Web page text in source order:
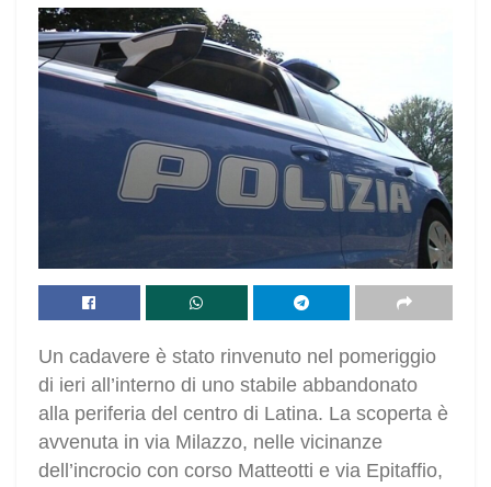
Un cadavere è stato rinvenuto nel pomeriggio
di ieri all’interno di uno stabile abbandonato
alla periferia del centro di Latina. La scoperta è
avvenuta in via Milazzo, nelle vicinanze
dell’incrocio con corso Matteotti e via Epitaffio,